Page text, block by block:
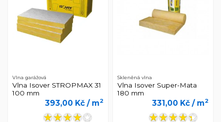
Vlna garážová
Vlna Isover STROPMAX 31
100 mm
393,00 Kč / m2
Skleněná vlna
Vlna Isover Super-Mata
180 mm
331,00 Kč / m2